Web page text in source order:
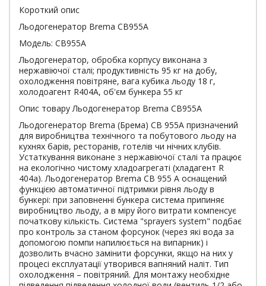
Короткий опис
Льодогенератор Brema CB955A
Модель: CB955A
Льодогенератор, обробка корпусу виконана з
нержавіючої сталі; продуктивність 95 кг на добу,
охолодження повітряне, вага кубика льоду 18 г,
холодоагент R404A, об'єм бункера 55 кг
Опис товару Льодогенератор Brema CB955A
Льодогенератор Brema (Брема) СВ 955А призначений
для виробництва технічного та побутового льоду на
кухнях барів, ресторанів, готелів чи нічних клубів.
Устаткування виконане з нержавіючої сталі та працює
на екологічно чистому хладоагрегаті (хладагент R
404a). Льодогенератор Brema СВ 955 А оснащений
функцією автоматичної підтримки рівня льоду в
бункері: при заповненні бункера система припиняє
виробництво льоду, а в міру його витрати компенсує
початкову кількість. Система "sprayers system" подбає
про контроль за станом форсунок (через які вода за
допомогою помпи напилюється на випарник) і
дозволить вчасно замінити форсунки, якщо на них у
процесі експлуатації утворився вапняний наліт. Тип
охолодження – повітряний. Для монтажу необхідне